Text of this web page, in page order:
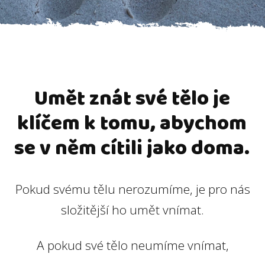
Umět znát své tělo je
klíčem k tomu, abychom
se v něm cítili jako doma.
Pokud svému tělu nerozumíme, je pro nás
složitější ho umět vnímat.
A pokud své tělo neumíme vnímat,